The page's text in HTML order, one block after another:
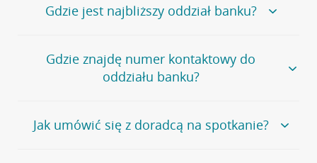
Gdzie jest najbliższy oddział banku?
Jeśli szukasz oddziału naszego banku, zapraszamy na
stronęPlacówki i bankomaty, na której znajduje się
wygodna wyszukiwarka.
oddziałów
Gdzie znajdę numer kontaktowy do
oddziału banku?
Bank Credit Agricole nie udostępnia ogólnego numeru
telefonu do placówki bankowej.
Jak umówić się z doradcą na spotkanie?